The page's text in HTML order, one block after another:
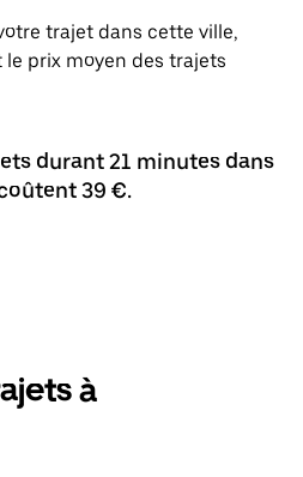
trajet dans cette ville,
prix moyen des trajets
durant 21 minutes dans
39 €.
à